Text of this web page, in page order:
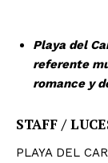
Playa del
referente
romance y
STAFF /
PLAYA DEL